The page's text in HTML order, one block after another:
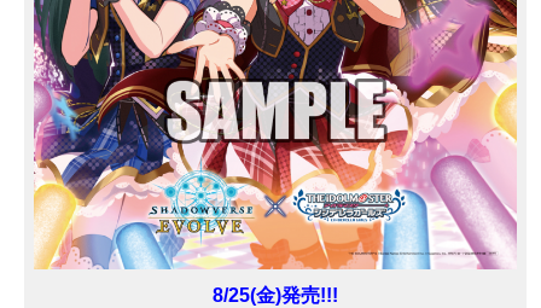
8/25(金)発売!!!